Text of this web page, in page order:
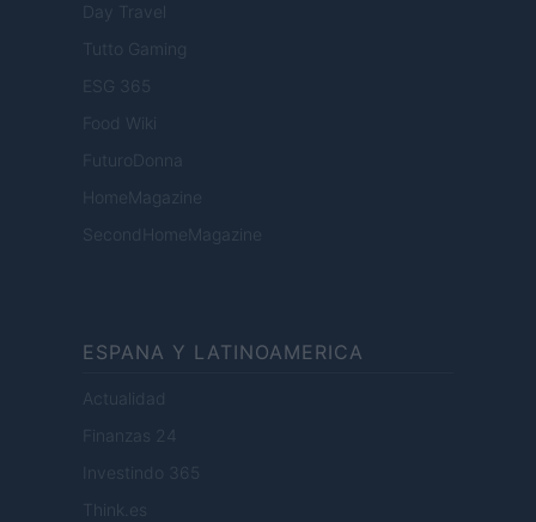
Day Travel
Tutto Gaming
ESG 365
Food Wiki
FuturoDonna
HomeMagazine
SecondHomeMagazine
ESPANA Y LATINOAMERICA
Actualidad
Finanzas 24
Investindo 365
Think.es